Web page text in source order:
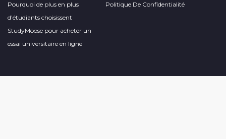
Pourquoi de plus en plus
d’étudiants choisissent
StudyMoose pour acheter un
essai universitaire en ligne
Politique De Confidentialité